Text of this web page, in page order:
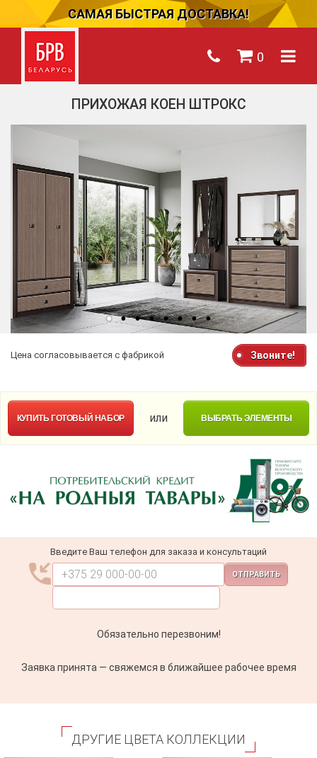
САМАЯ БЫСТРАЯ ДОСТАВКА!
0
ПРИХОЖАЯ КОЕН ШТРОКС
Цена согласовывается с фабрикой Звоните!
КУПИТЬ ГОТОВЫЙ НАБОР или ВЫБРАТЬ ЭЛЕМЕНТЫ
Введите Ваш телефон для заказа и консультаций
ОТПРАВИТЬ
Обязательно перезвоним!
Заявка принята — свяжемся в ближайшее рабочее время
ДРУГИЕ ЦВЕТА КОЛЛЕКЦИИ